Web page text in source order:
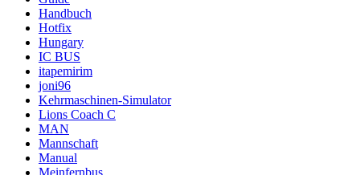
Handbuch
Hotfix
Hungary
IC BUS
itapemirim
joni96
Kehrmaschinen-Simulator
Lions Coach C
MAN
Mannschaft
Manual